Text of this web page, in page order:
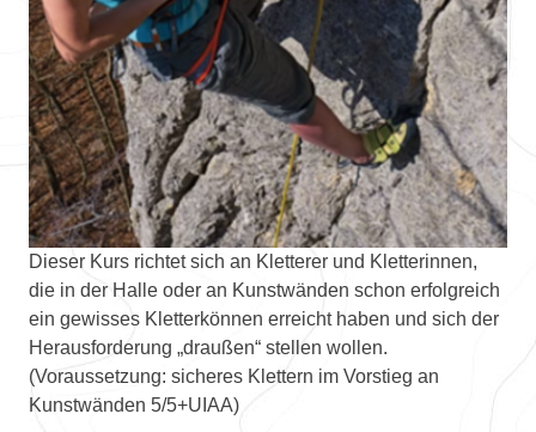
Dieser Kurs richtet sich an Kletterer und Kletterinnen,
die in der Halle oder an Kunstwänden schon erfolgreich
ein gewisses Kletterkönnen erreicht haben und sich der
Herausforderung „draußen“ stellen wollen.
(Voraussetzung: sicheres Klettern im Vorstieg an
Kunstwänden 5/5+UIAA)